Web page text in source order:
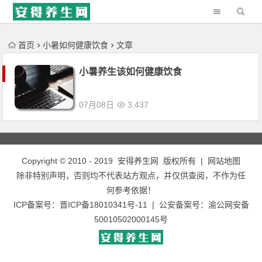
'); })();
首页 小暑如何健康饮食 文章
小暑养生该如何健康饮食
07月08日 3,437
Copyright © 2010 - 2019 安得养生网 版权所有 |
网站地图
除非特别声明，否则均不代表站方观点，并仅供查阅，不作为任
何参考依据！
ICP备案号： 晋ICP备18010341号-11 | 公安备案号： 渝公网安备
50010502000145号